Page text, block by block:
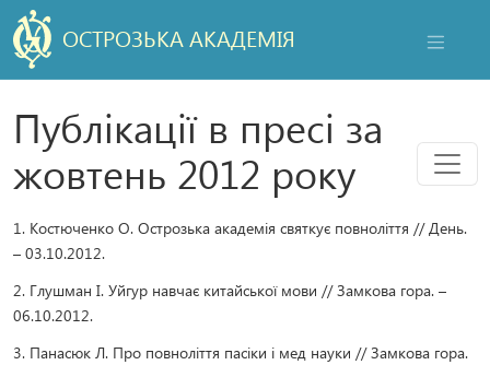
ОСТРОЗЬКА АКАДЕМІЯ
Публікації в пресі за
жовтень 2012 року
Меню
1. Костюченко О. Острозька академія святкує повноліття // День.
– 03.10.2012.
2. Глушман І. Уйгур навчає китайської мови // Замкова гора. –
06.10.2012.
3. Панасюк Л. Про повноліття пасіки і мед науки // Замкова гора.